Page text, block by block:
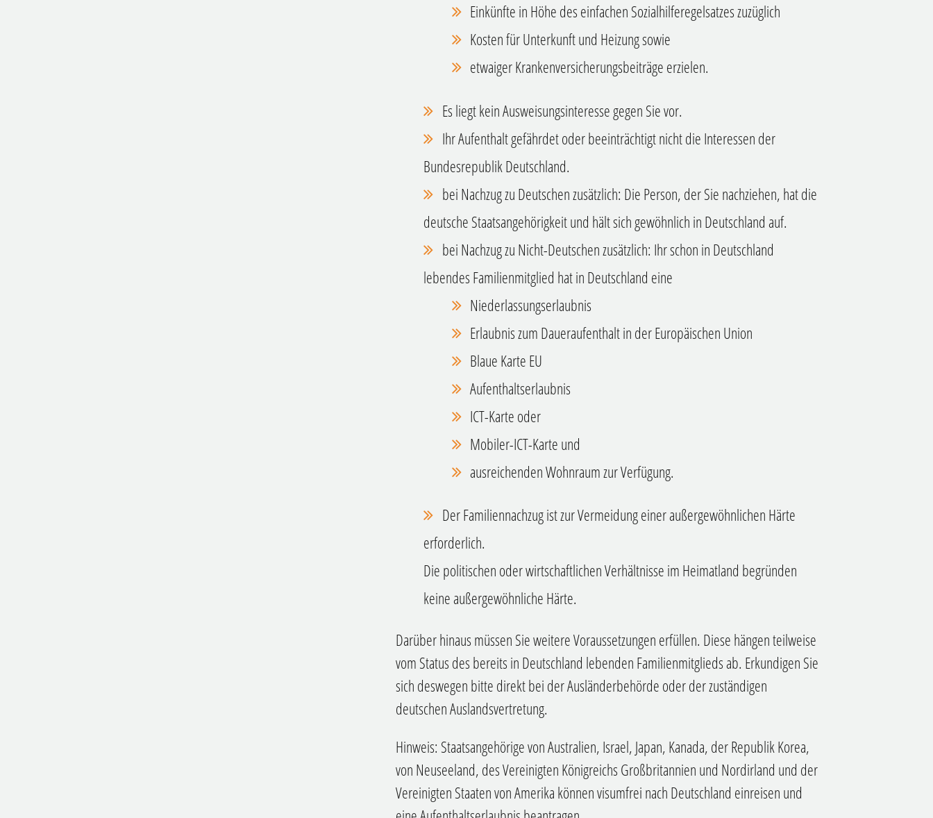
Einkünfte in Höhe des einfachen Sozialhilferegelsatzes zuzüglich
Kosten für Unterkunft und Heizung sowie
etwaiger Krankenversicherungsbeiträge erzielen.
Es liegt kein Ausweisungsinteresse gegen Sie vor.
Ihr Aufenthalt gefährdet oder beeinträchtigt nicht die Interessen der
Bundesrepublik Deutschland.
bei Nachzug zu Deutschen zusätzlich: Die Person, der Sie nachziehen, hat die
deutsche Staatsangehörigkeit und hält sich gewöhnlich in Deutschland auf.
bei Nachzug zu Nicht-Deutschen zusätzlich: Ihr schon in Deutschland
lebendes Familienmitglied hat in Deutschland eine
Niederlassungserlaubnis
Erlaubnis zum Daueraufenthalt in der Europäischen Union
Blaue Karte EU
Aufenthaltserlaubnis
ICT-Karte oder
Mobiler-ICT-Karte und
ausreichenden Wohnraum zur Verfügung.
Der Familiennachzug ist zur Vermeidung einer außergewöhnlichen Härte
erforderlich.
Die politischen oder wirtschaftlichen Verhältnisse im Heimatland begründen
keine außergewöhnliche Härte.
Darüber hinaus müssen Sie weitere Voraussetzungen erfüllen. Diese hängen teilweise
vom Status des bereits in Deutschland lebenden Familienmitglieds ab. Erkundigen Sie
sich deswegen bitte direkt bei der Ausländerbehörde oder der zuständigen
deutschen Auslandsvertretung.
Hinweis: Staatsangehörige von Australien, Israel, Japan, Kanada, der Republik Korea,
von Neuseeland, des Vereinigten Königreichs Großbritannien und Nordirland und der
Vereinigten Staaten von Amerika können visumfrei nach Deutschland einreisen und